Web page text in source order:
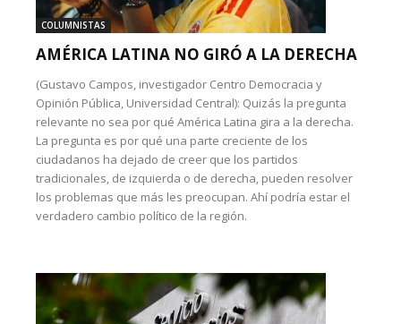
COLUMNISTAS
AMÉRICA LATINA NO GIRÓ A LA DERECHA
(Gustavo Campos, investigador Centro Democracia y
Opinión Pública, Universidad Central): Quizás la pregunta
relevante no sea por qué América Latina gira a la derecha.
La pregunta es por qué una parte creciente de los
ciudadanos ha dejado de creer que los partidos
tradicionales, de izquierda o de derecha, pueden resolver
los problemas que más les preocupan. Ahí podría estar el
verdadero cambio político de la región.